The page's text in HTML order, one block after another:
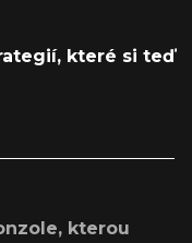
které si teď
kterou